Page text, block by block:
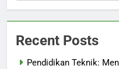
Recent Posts
Pendidikan Teknik: